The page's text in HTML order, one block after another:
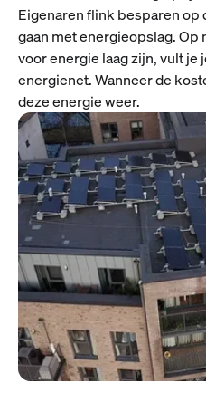
Eigenaren flink besparen op
gaan met energieopslag. Op
voor energie laag zijn, vult je
energienet. Wanneer de
deze energie weer.